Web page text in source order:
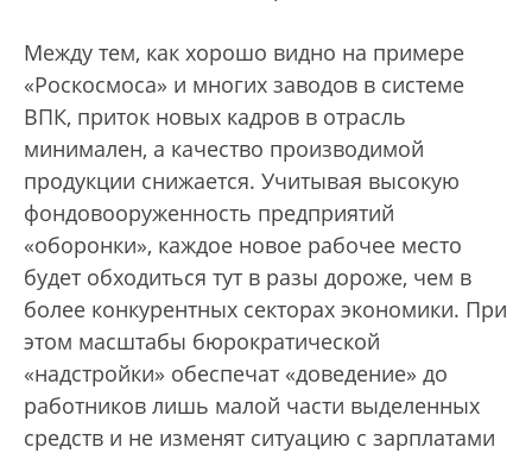
Между тем, как хорошо видно на примере
«Роскосмоса» и многих заводов в системе
ВПК, приток новых кадров в отрасль
минимален, а качество производимой
продукции снижается. Учитывая высокую
фондовооруженность предприятий
«оборонки», каждое новое рабочее место
будет обходиться тут в разы дороже, чем в
более конкурентных секторах экономики. При
этом масштабы бюрократической
«надстройки» обеспечат «доведение» до
работников лишь малой части выделенных
средств и не изменят ситуацию с зарплатами